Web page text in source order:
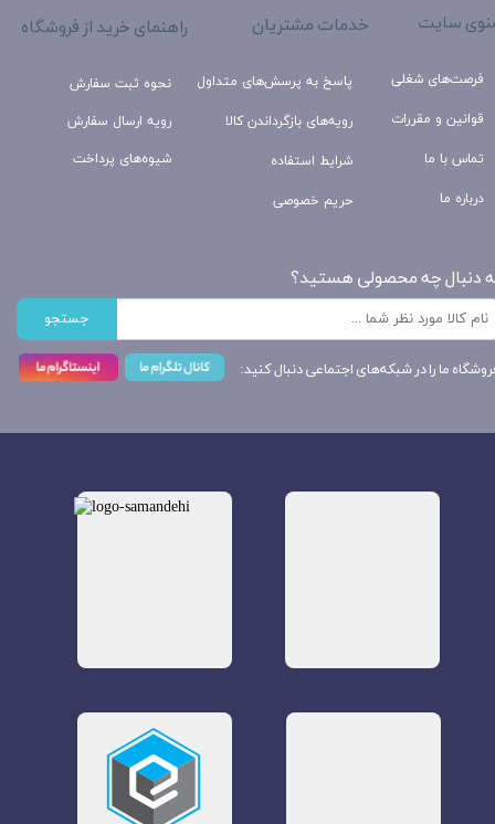
راهنمای خرید از فروشگاه
نحوه ثبت سفارش
رویه ارسال سفارش
شیوه‌های پرداخت
خدمات مشتریان
پاسخ به پرسش‌های متداول
رویه‌های بازگرداندن کالا
شرایط استفاده
حریم خصوصی
سایت
فرصت‌های شغلی
قوانین و مقررات
تماس با ما
درباره ما
دنبال چه محصولی هستید؟
جستجو
ما را در شبکه‌های اجتماعی دنبال کنید: